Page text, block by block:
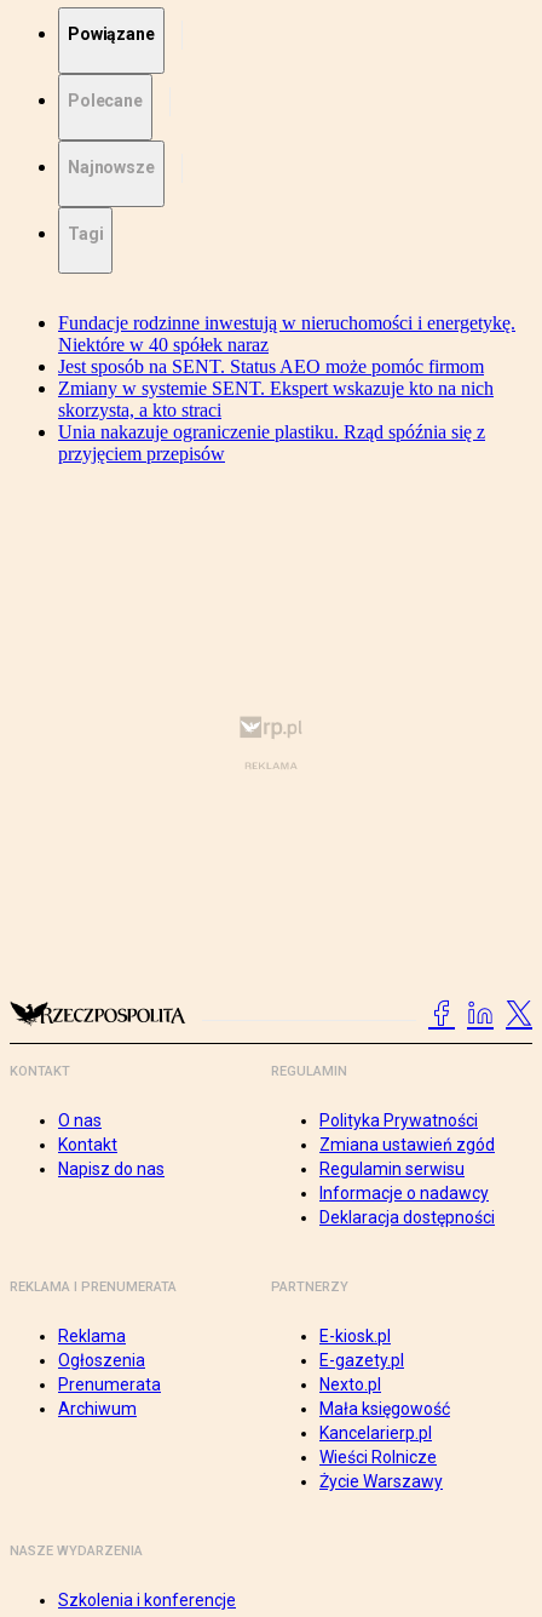
Powiązane
Polecane
Najnowsze
Tagi
Fundacje rodzinne inwestują w nieruchomości i energetykę.
Niektóre w 40 spółek naraz
Jest sposób na SENT. Status AEO może pomóc firmom
Zmiany w systemie SENT. Ekspert wskazuje kto na nich
skorzysta, a kto straci
Unia nakazuje ograniczenie plastiku. Rząd spóźnia się z
przyjęciem przepisów
KONTAKT
O nas
Kontakt
Napisz do nas
REGULAMIN
Polityka Prywatności
Zmiana ustawień zgód
Regulamin serwisu
Informacje o nadawcy
Deklaracja dostępności
REKLAMA I PRENUMERATA
Reklama
Ogłoszenia
Prenumerata
Archiwum
PARTNERZY
E-kiosk.pl
E-gazety.pl
Nexto.pl
Mała księgowość
Kancelarierp.pl
Wieści Rolnicze
Życie Warszawy
NASZE WYDARZENIA
Szkolenia i konferencje